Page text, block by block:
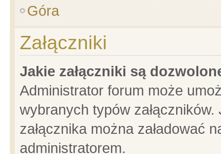
Góra
Załączniki
Jakie załączniki są
Administrator forum może
wybranych typów
załącznika można załadować
administratorem.